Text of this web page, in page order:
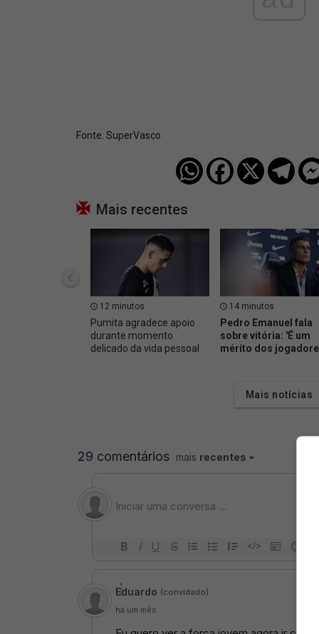
Fonte: SuperVasco‎‎‎‎‎‎
Mais recentes
12 minutos
Pumita agradece apoio
durante momento
delicado da vida pessoal
14 minutos
Pedro Emanuel fala
sobre vitória: 'É um
mérito dos
Mais notícias